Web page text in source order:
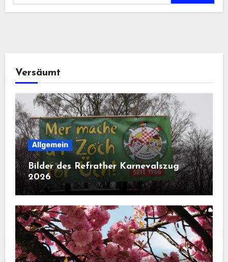
Versäumt
Allgemein
Bilder des Refrather Karnevalszug
2026